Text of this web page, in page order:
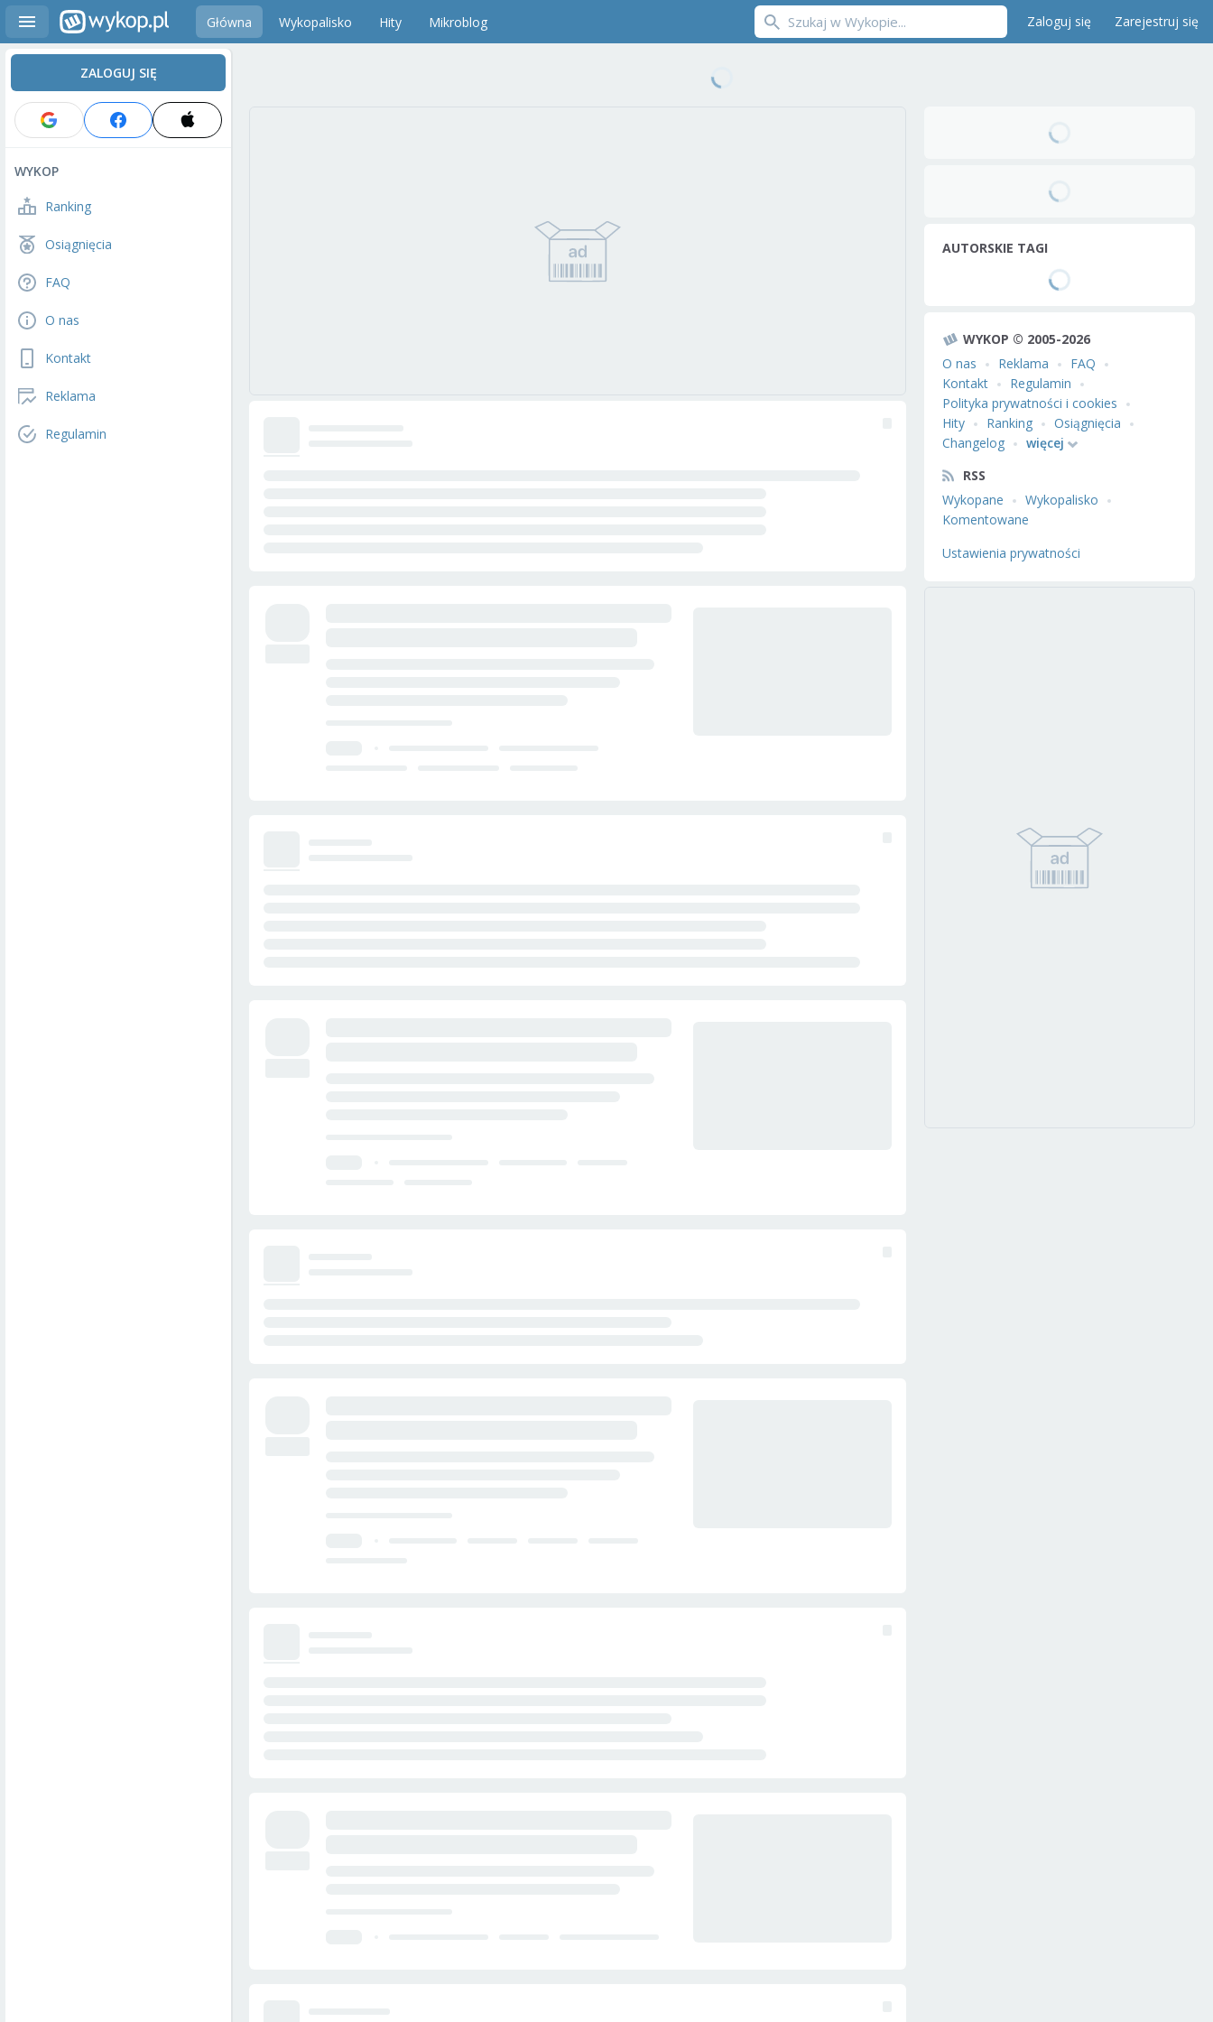
Główna Wykopalisko Hity Mikroblog Zaloguj się Zarejestruj się
ZALOGUJ SIĘ
WYKOP
Ranking
Osiągnięcia
FAQ
O nas
Kontakt
Reklama
Regulamin
AUTORSKIE TAGI
WYKOP © 2005-2026
O nas
Reklama
FAQ
Kontakt
Regulamin
Polityka prywatności i cookies
Hity
Ranking
Osiągnięcia
Changelog
więcej
RSS
Wykopane
Wykopalisko
Komentowane
Ustawienia prywatności